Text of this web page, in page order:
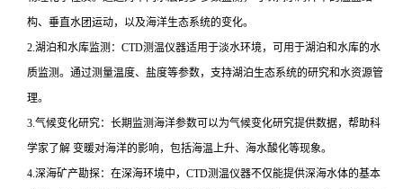
构、垂直水团运动，以及海洋生态系统的变化。
2.湖泊和水库监测：CTD测温仪器适用于淡水环境，可用于湖泊和水库的水
质监测。通过测量温度、盐度等参数，支持湖泊生态系统的研究和水资源管
理。
3.气候变化研究：长期监测海洋参数可以为气候变化研究提供数据，帮助科
学家了解 变暖对海洋的影响，包括海温上升、海水酸化等现象。
4.深海矿产勘探：在深海环境中，CTD测温仪器不仅能提供深海水体的基本